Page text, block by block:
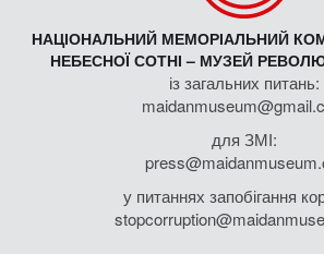
НАЦІОНАЛЬНИЙ МЕМОРІАЛЬНИЙ
НЕБЕСНОЇ СОТНІ – МУЗЕЙ
із загальних питань:
для ЗМІ:
у питаннях запобігання